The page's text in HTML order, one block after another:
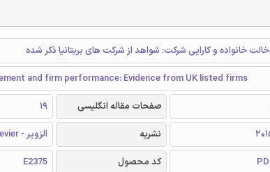
خانواده و کارایی شرکت: شواهد از شرکت های بریتانیا ذکر شده
and firm performance: Evidence from UK listed firms
صفحات مقاله انگلیسی
19
نشریه
الزویر - Elsevier
کد محصول
E2375